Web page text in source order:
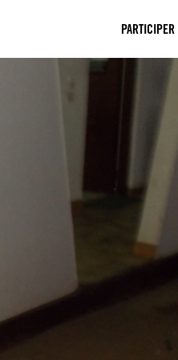
PARTICIPER